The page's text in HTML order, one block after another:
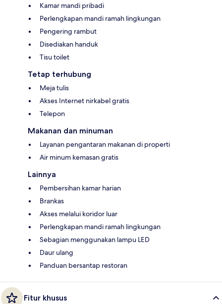
Kamar mandi pribadi
Perlengkapan mandi ramah lingkungan
Pengering rambut
Disediakan handuk
Tisu toilet
Tetap terhubung
Meja tulis
Akses Internet nirkabel gratis
Telepon
Makanan dan minuman
Layanan pengantaran makanan di properti
Air minum kemasan gratis
Lainnya
Pembersihan kamar harian
Brankas
Akses melalui koridor luar
Perlengkapan mandi ramah lingkungan
Sebagian menggunakan lampu LED
Daur ulang
Panduan bersantap restoran
Fitur khusus